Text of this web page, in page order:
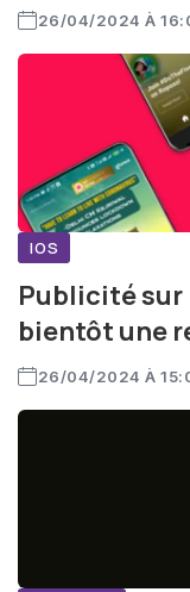
26/04/2024 À
IOS
Publicité sur
bientôt une
26/04/2024 À